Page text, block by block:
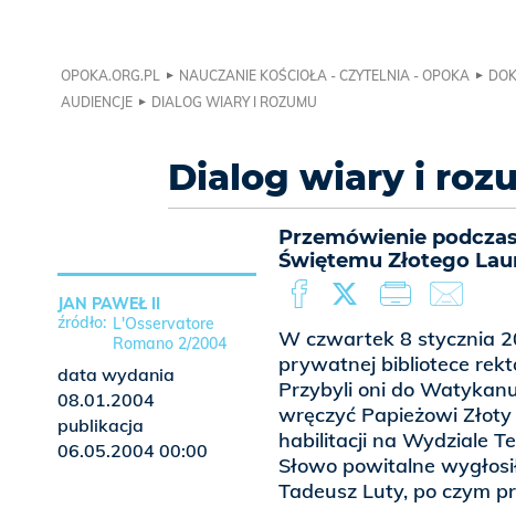
OPOKA.ORG.PL NAUCZANIE KOŚCIOŁA - CZYTELNIA - OPOKA
AUDIENCJE
DIALOG WIARY I ROZUMU
Dialog wiary i
Przemówienie
Świętemu Złotego
W czwartek 8 stycznia
prywatnej bibliotece
Przybyli oni do
wręczyć Papieżowi
habilitacji na Wydziale
Słowo powitalne
Tadeusz Luty, po czym
JAN PAWEŁ II
L'Osservatore
Romano 2/2004
data wydania
08.01.2004
publikacja
06.05.2004 00:00